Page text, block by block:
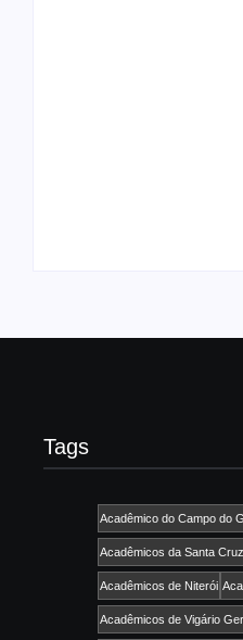
Tags
Acadêmico do Campo do
Acadêmicos da Santa Cruz
Acadêmicos de Niterói
Acadêmicos de Vigário